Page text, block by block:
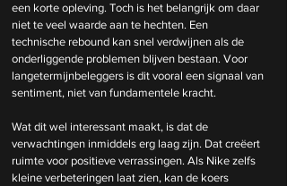
een korte opleving. Toch is het belangrijk om daar
niet te veel waarde aan te hechten. Een
technische rebound kan snel verdwijnen als de
onderliggende problemen blijven bestaan. Voor
langetermijnbeleggers is dit vooral een signaal van
sentiment, niet van fundamentele kracht.
Wat dit wel interessant maakt, is dat de
verwachtingen inmiddels erg laag zijn. Dat creëert
ruimte voor positieve verrassingen. Als Nike zelfs
kleine verbeteringen laat zien, kan de koers